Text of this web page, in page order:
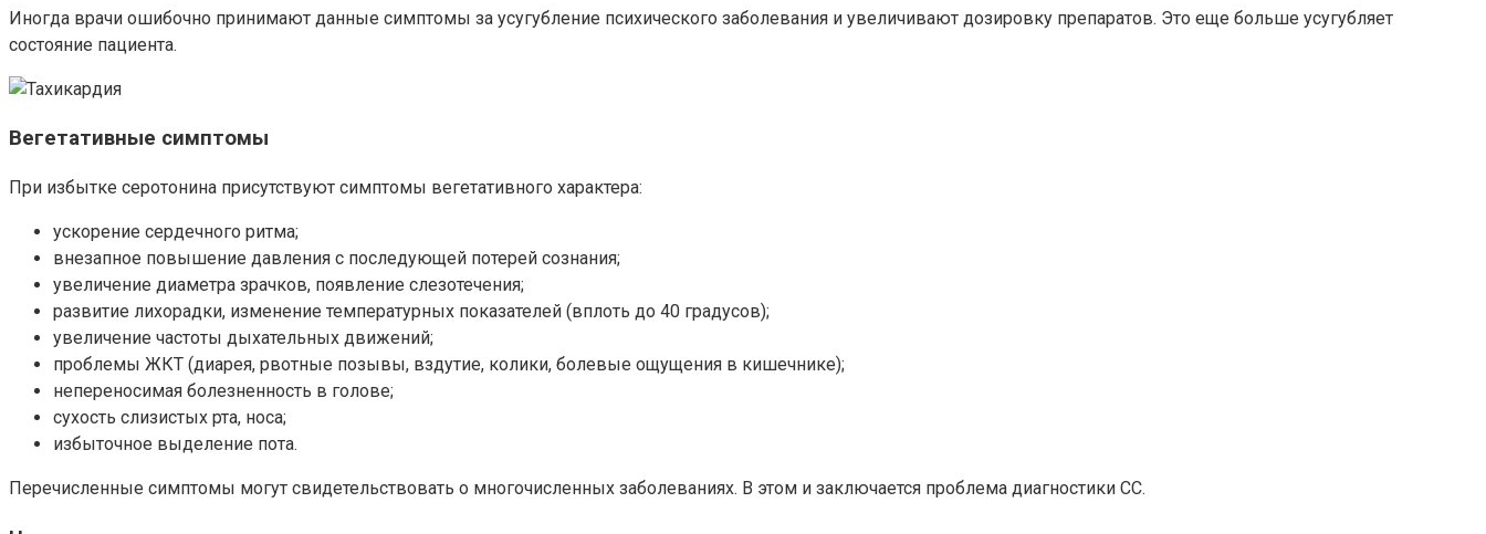
Иногда врачи ошибочно принимают данные симптомы за усугубление психического заболевания и увеличивают дозировку препаратов. Это еще больше усугубляет
состояние пациента.
Вегетативные симптомы
При избытке серотонина присутствуют симптомы вегетативного характера:
ускорение сердечного ритма;
внезапное повышение давления с последующей потерей сознания;
увеличение диаметра зрачков, появление слезотечения;
развитие лихорадки, изменение температурных показателей (вплоть до 40 градусов);
увеличение частоты дыхательных движений;
проблемы ЖКТ (диарея, рвотные позывы, вздутие, колики, болевые ощущения в кишечнике);
непереносимая болезненность в голове;
сухость слизистых рта, носа;
избыточное выделение пота.
Перечисленные симптомы могут свидетельствовать о многочисленных заболеваниях. В этом и заключается проблема диагностики СС.